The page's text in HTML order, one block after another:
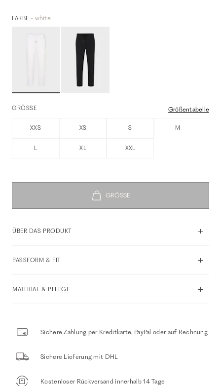
FARBE - white
GRÖSSE Größentabelle
XXS XS S M
L XL XXL
ÜBER DAS PRODUKT
PASSFORM & FIT
MATERIAL & PFLEGE
Sichere Zahlung per Kreditkarte, PayPal oder auf Rechnung
Sichere Lieferung mit DHL
Kostenloser Rückversand innerhalb 14 Tage